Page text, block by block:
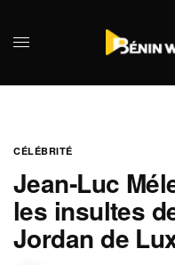
CÉLÉBRITÉ
Jean‑Luc
les insultes
Jordan de